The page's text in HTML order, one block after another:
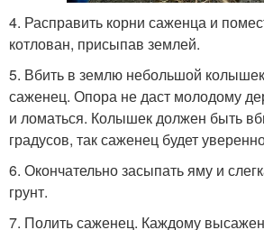
4. Расправить корни саженца и
котлован, присыпав землей.
5. Вбить в землю небольшой
саженец. Опора не даст молодому
и ломаться. Колышек должен быть
градусов, так саженец будет
6. Окончательно засыпать яму и
грунт.
7. Полить саженец. Каждому